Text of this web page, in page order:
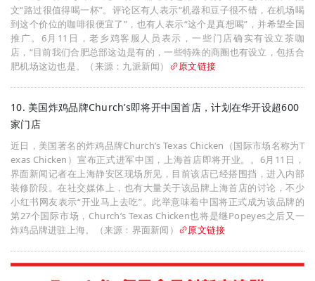
文“路过很值得喝一杯”。评论区有人表示“机器和豆子很不错，在机场喝
到这个价位的咖啡很便宜了”，也有人表示“这个是真想喝”，并希望全国
推广。6月11日，老乡鸡客服人员表示，一些门店确实有设立茶咖
店，“目前我们合肥总部这边是有的，一些特殊的商圈也有设立，包括合
肥机场这边也是。（来源：九派新闻）
原文链接
10. 美国炸鸡品牌Church’s即将开中国首店，计划在华开设超600
家门店
近日，美国著名的炸鸡品牌Church’s Texas Chicken（国际市场名称为T
exas Chicken）宣布正式进军中国，上海首店即将开业。。6月11日，
界面新闻记者在上海静安区现场所见，目前该店已经搭围挡，进入内部
装修阶段。在社交媒体上，也有大量关于该品牌上海首店的讨论，不少
小红书网友表示“开业马上去吃”。此举意味着中国将正式成为该品牌的
第27个国际市场，Church’s Texas Chicken也将是继Popeyes之后又一
炸鸡品牌进驻上海。（来源：界面新闻）
原文链接